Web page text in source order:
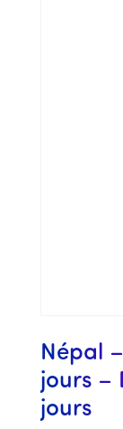
Népal
jours –
jours